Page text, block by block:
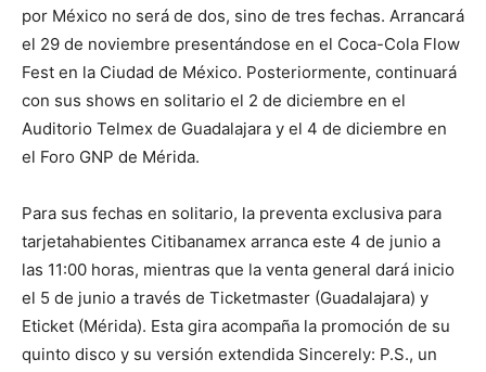
por México no será de dos, sino de tres fechas. Arrancará
el 29 de noviembre presentándose en el Coca-Cola Flow
Fest en la Ciudad de México. Posteriormente, continuará
con sus shows en solitario el 2 de diciembre en el
Auditorio Telmex de Guadalajara y el 4 de diciembre en
el Foro GNP de Mérida.
Para sus fechas en solitario, la preventa exclusiva para
tarjetahabientes Citibanamex arranca este 4 de junio a
las 11:00 horas, mientras que la venta general dará inicio
el 5 de junio a través de Ticketmaster (Guadalajara) y
Eticket (Mérida). Esta gira acompaña la promoción de su
quinto disco y su versión extendida Sincerely: P.S., un